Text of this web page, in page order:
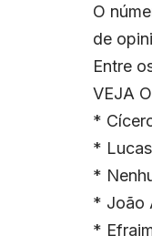
O
de
Entre
VEJA
*
*
*
* João
*